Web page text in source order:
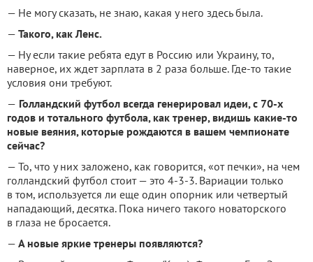
— Не могу сказать, не знаю, какая у него здесь была.
— Такого, как Ленс.
— Ну если такие ребята едут в Россию или Украину, то,
наверное, их ждет зарплата в 2 раза больше. Где-то такие
условия они требуют.
— Голландский футбол всегда генерировал идеи, с 70-х
годов и тотального футбола, как тренер, видишь какие-то
новые веяния, которые рождаются в вашем чемпионате
сейчас?
— То, что у них заложено, как говорится, «от печки», на чем
голландский футбол стоит — это 4-3-3. Вариации только
в том, используется ли еще один опорник или четвертый
нападающий, десятка. Пока ничего такого новаторского
в глаза не бросается.
— А новые яркие тренеры появляются?